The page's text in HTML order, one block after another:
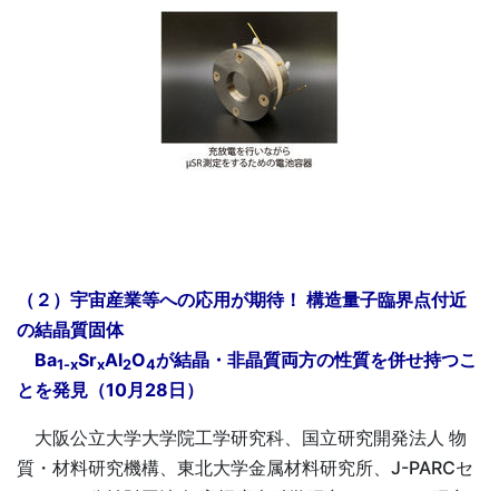
（２）宇宙産業等への応用が期待！ 構造量子臨界点付近
の結晶質固体
Ba1-xSrxAl2O4が結晶・非晶質両方の性質を併せ持つこ
とを発見（10月28日）
大阪公立大学大学院工学研究科、国立研究開発法人 物
質・材料研究機構、東北大学金属材料研究所、J-PARCセ